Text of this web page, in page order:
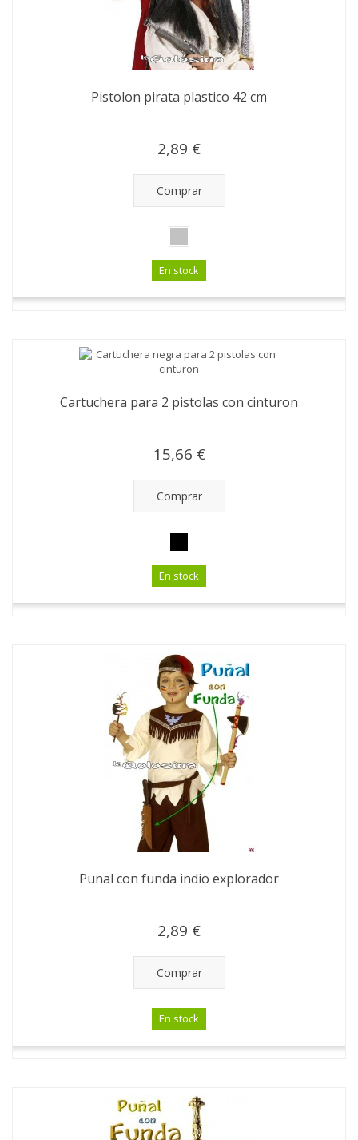
Pistolon pirata plastico 42 cm
2,89 €
Comprar
En stock
Cartuchera para 2 pistolas con cinturon
15,66 €
Comprar
En stock
Punal con funda indio explorador
2,89 €
Comprar
En stock